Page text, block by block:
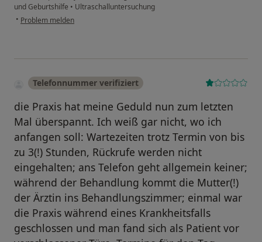
und Geburtshilfe • Ultraschalluntersuchung
• Problem melden
Telefonnummer verifiziert
die Praxis hat meine Geduld nun zum letzten
Mal überspannt. Ich weiß gar nicht, wo ich
anfangen soll: Wartezeiten trotz Termin von bis
zu 3(!) Stunden, Rückrufe werden nicht
eingehalten; ans Telefon geht allgemein keiner;
während der Behandlung kommt die Mutter(!)
der Ärztin ins Behandlungszimmer; einmal war
die Praxis während eines Krankheitsfalls
geschlossen und man fand sich als Patient vor